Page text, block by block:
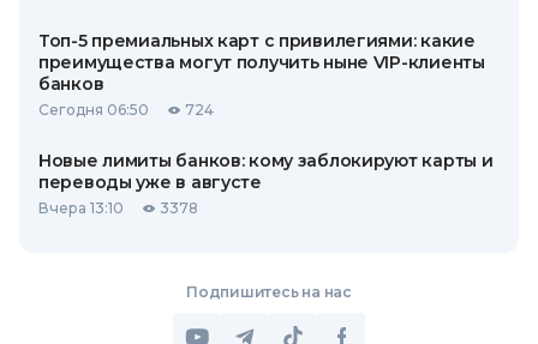
Топ-5 премиальных карт с привилегиями: какие
преимущества могут получить ныне VIP-клиенты
банков
Сегодня 06:50 724
Новые лимиты банков: кому заблокируют карты и
переводы уже в августе
Вчера 13:10 3378
Подпишитесь на нас